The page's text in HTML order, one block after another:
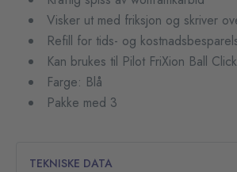
Visker ut med friksjon og skriver
Refill for tids- og
Kan brukes til Pilot FriXion Ball
Farge: Blå
Pakke med 3
TEKNISKE DATA